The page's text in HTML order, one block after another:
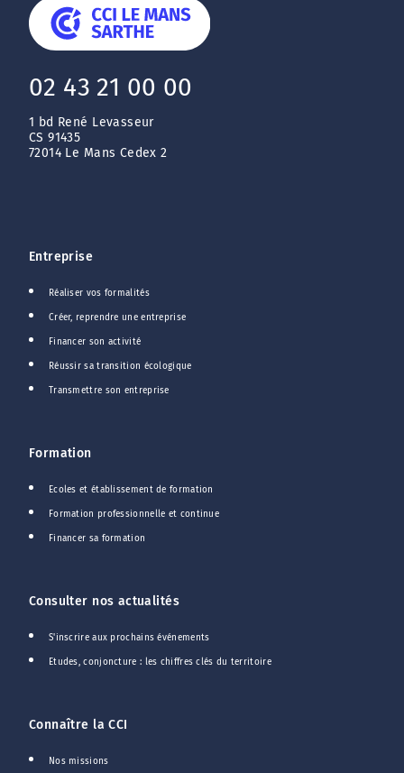
02 43 21 00 00
1 bd René Levasseur
CS 91435
72014 Le Mans Cedex 2
Entreprise
Réaliser vos formalités
Créer, reprendre une entreprise
Financer son activité
Réussir sa transition écologique
Transmettre son entreprise
Formation
Ecoles et établissement de formation
Formation professionnelle et continue
Financer sa formation
Consulter nos actualités
S'inscrire aux prochains événements
Etudes, conjoncture : les chiffres clés du territoire
Connaître la CCI
Nos missions